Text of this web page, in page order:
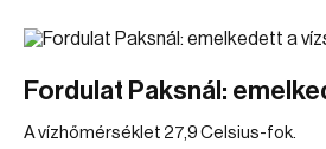
Fordulat Paksnál:
A vízhőmérséklet 27,9 Celsius-fok.